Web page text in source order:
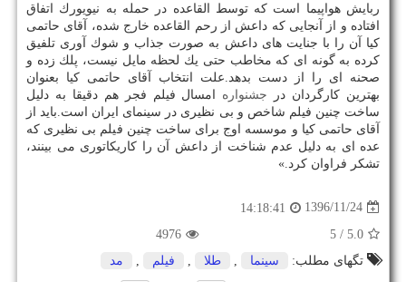
ربایش هواپیما است كه توسط القاعده در حمله به نیویورك اتفاق
افتاده و از آنجایی كه داعش از رحم القاعده خارج شده، آقای حاتمی
كیا آن را با جنایت های داعش به صورت جذاب و شوك آوری تلفیق
كرده به گونه ای كه مخاطب حتی یك لحظه مایل نیست، پلك زده و
صحنه ای را از دست بدهد.علت انتخاب آقای حاتمی كیا بعنوان
بهترین كارگردان در جشنواره امسال فیلم فجر هم دقیقا به دلیل
ساخت چنین فیلم شاخص و بی نظیری در سینمای ایران است.باید از
آقای حاتمی كیا و موسسه اوج برای ساخت چنین فیلم بی نظیری كه
عده ای به دلیل عدم شناخت از داعش آن را كاریكاتوری می بینند،
تشكر فراوان كرد.»
1396/11/24
14:18:41
5.0
/ 5
4976
تگهای مطلب:
سینما طلا فیلم مد